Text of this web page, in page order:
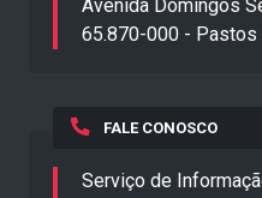
Avenida Domingos
65.870-000 -
FALE CONOSCO
Serviço de